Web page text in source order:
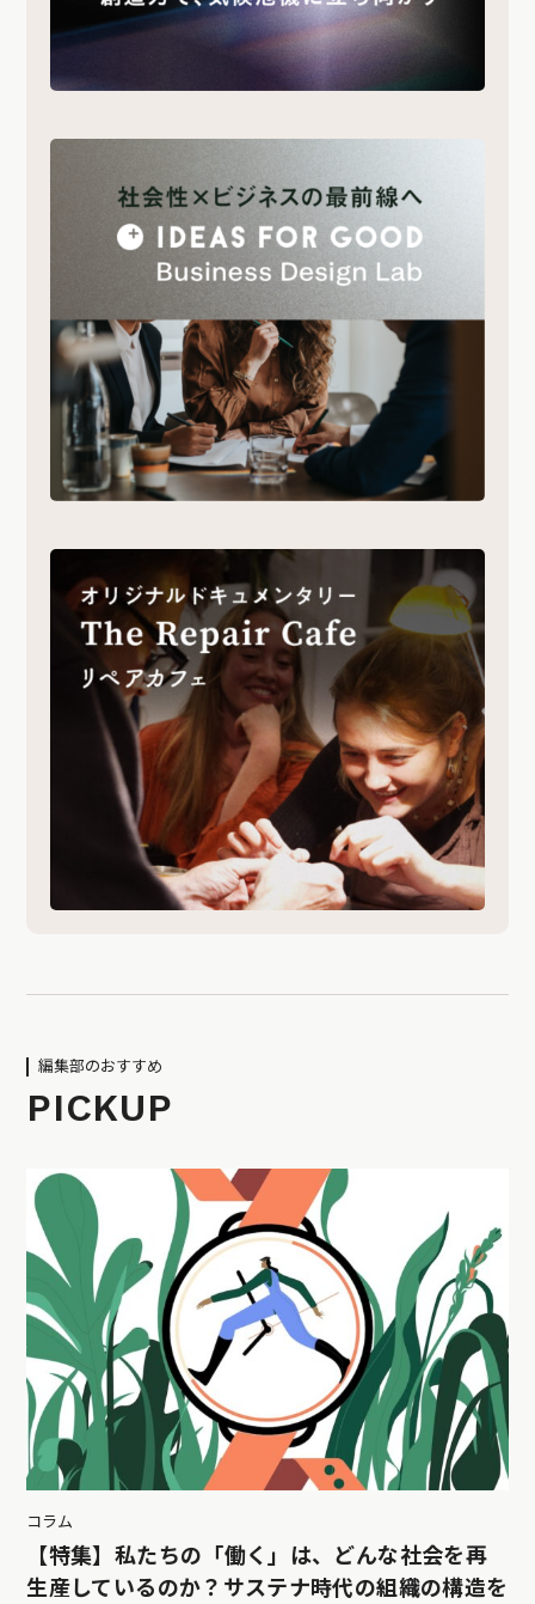
編集部のおすすめ
PICKUP
コラム
【特集】私たちの「働く」は、どんな社会を再
生産しているのか？サステナ時代の組織の構造を